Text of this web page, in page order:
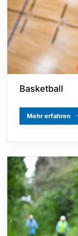
Basketball
Mehr erfahren